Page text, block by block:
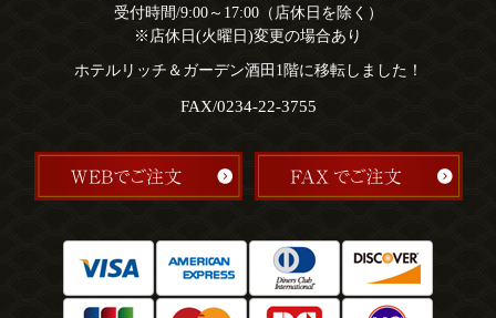
受付時間/9:00～17:00（店休日を除く）
※店休日(火曜日)変更の場合あり
ホテルリッチ＆ガーデン酒田1階に移転しました！
FAX/0234-22-3755